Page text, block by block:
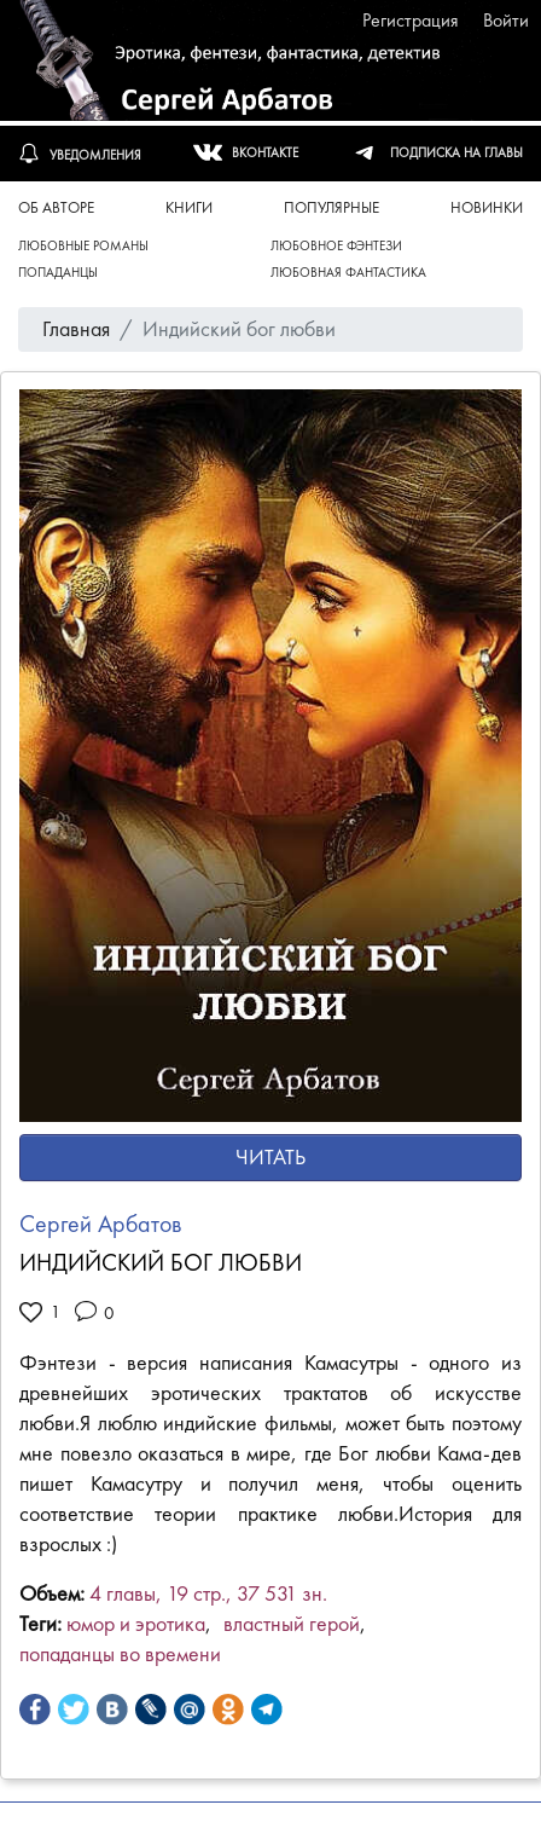
Регистрация Войти
УВЕДОМЛЕНИЯ ВКОНТАКТЕ ПОДПИСКА НА ГЛАВЫ
ОБ АВТОРЕ КНИГИ ПОПУЛЯРНЫЕ НОВИНКИ
ЛЮБОВНЫЕ РОМАНЫ
ЛЮБОВНОЕ ФЭНТЕЗИ
ПОПАДАНЦЫ
ЛЮБОВНАЯ ФАНТАСТИКА
Главная Индийский бог любви
ЧИТАТЬ
Сергей Арбатов
ИНДИЙСКИЙ БОГ ЛЮБВИ
0
Фэнтези - версия написания Камасутры - одного из
древнейших эротических трактатов об искусстве
любви.Я люблю индийские фильмы, может быть поэтому
мне повезло оказаться в мире, где Бог любви Кама-дев
пишет Камасутру и получил меня, чтобы оценить
соответствие теории практике любви.История для
взрослых :)
Объем:4 главы, 19стр., 37 531 зн.
Теги: юмор и эротика
властный герой
попаданцы во времени
Facebook
TwitterВКонтактеLiveJournal
Мой
мир
Одноклассники
Telegram